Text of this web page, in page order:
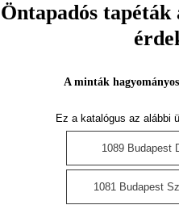
Öntapadós tapéták
A minták
Ez a katalógus az alábbi
1089 Budapest
1081 Budapest